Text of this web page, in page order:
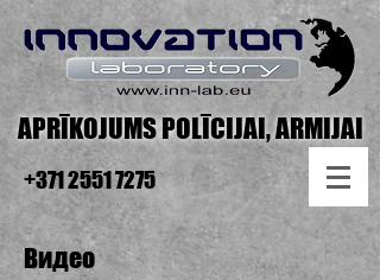
APRĪKOJUMS POLĪCIJAI, ARMIJAI
+371 2551 7275
Видео